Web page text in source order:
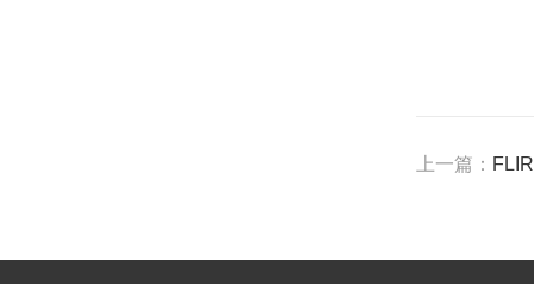
上一篇：